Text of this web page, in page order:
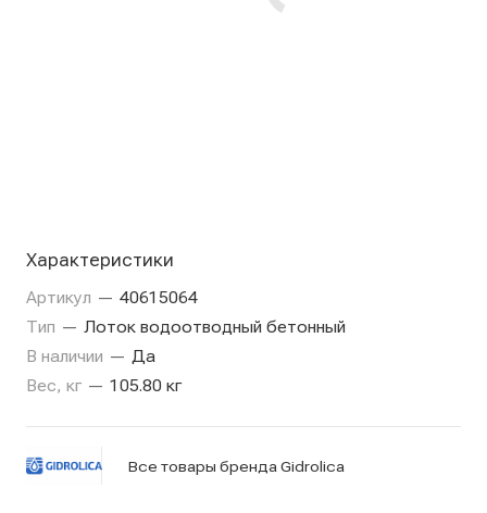
Характеристики
Артикул — 40615064
Тип — Лоток водоотводный бетонный
В наличии — Да
Вес, кг — 105.80 кг
Все товары бренда Gidrolica